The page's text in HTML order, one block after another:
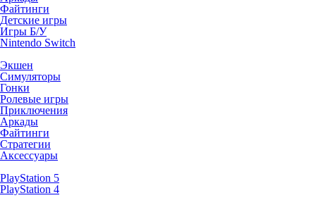
Файтинги
Детские игры
Игры Б/У
Nintendo Switch
Экшен
Симуляторы
Гонки
Ролевые игры
Приключения
Аркады
Файтинги
Стратегии
Аксессуары
PlayStation 5
PlayStation 4